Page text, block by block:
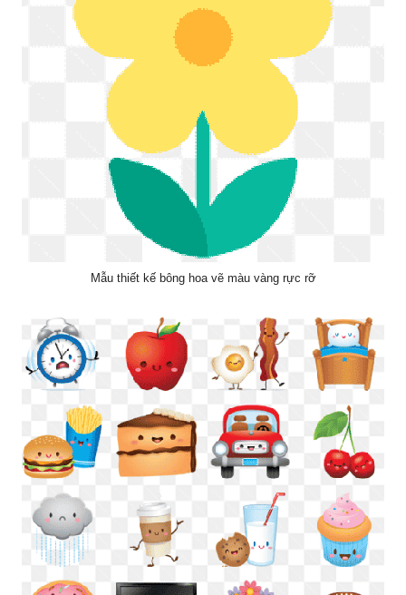
Mẫu thiết kế bông hoa vẽ màu vàng rực rỡ